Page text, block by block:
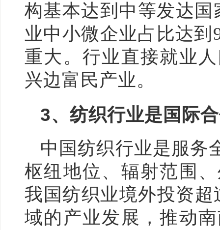
构基本达到中等发达
业中小微企业占比达
重大。行业直接就业
兴边富民产业。
3、纺织行业是国际
中国纺织行业是服务
枢纽地位、辐射范围
我国纺织业境外投资
域的产业发展，推动